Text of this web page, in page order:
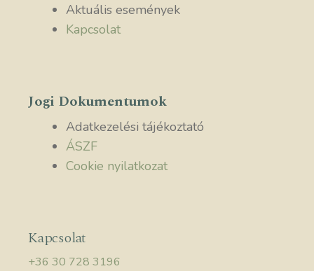
Aktuális események
Kapcsolat
Jogi Dokumentumok
Adatkezelési tájékoztató
ÁSZF
Cookie nyilatkozat
Kapcsolat
+36 30 728 3196